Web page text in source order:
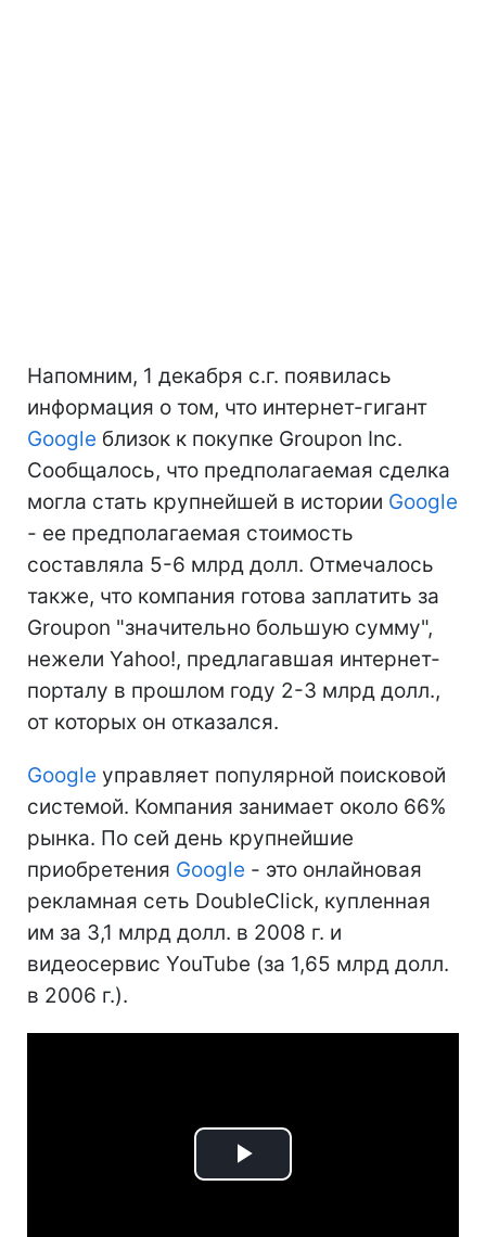
Напомним, 1 декабря с.г. появилась
информация о том, что интернет-гигант
Google близок к покупке Groupon Inc.
Сообщалось, что предполагаемая сделка
могла стать крупнейшей в истории Google
- ее предполагаемая стоимость
составляла 5-6 млрд долл. Отмечалось
также, что компания готова заплатить за
Groupon "значительно большую сумму",
нежели Yahoo!, предлагавшая интернет-
порталу в прошлом году 2-3 млрд долл.,
от которых он отказался.
Google управляет популярной поисковой
системой. Компания занимает около 66%
рынка. По сей день крупнейшие
приобретения Google - это онлайновая
рекламная сеть DoubleClick, купленная
им за 3,1 млрд долл. в 2008 г. и
видеосервис YouTube (за 1,65 млрд долл.
в 2006 г.).
Play